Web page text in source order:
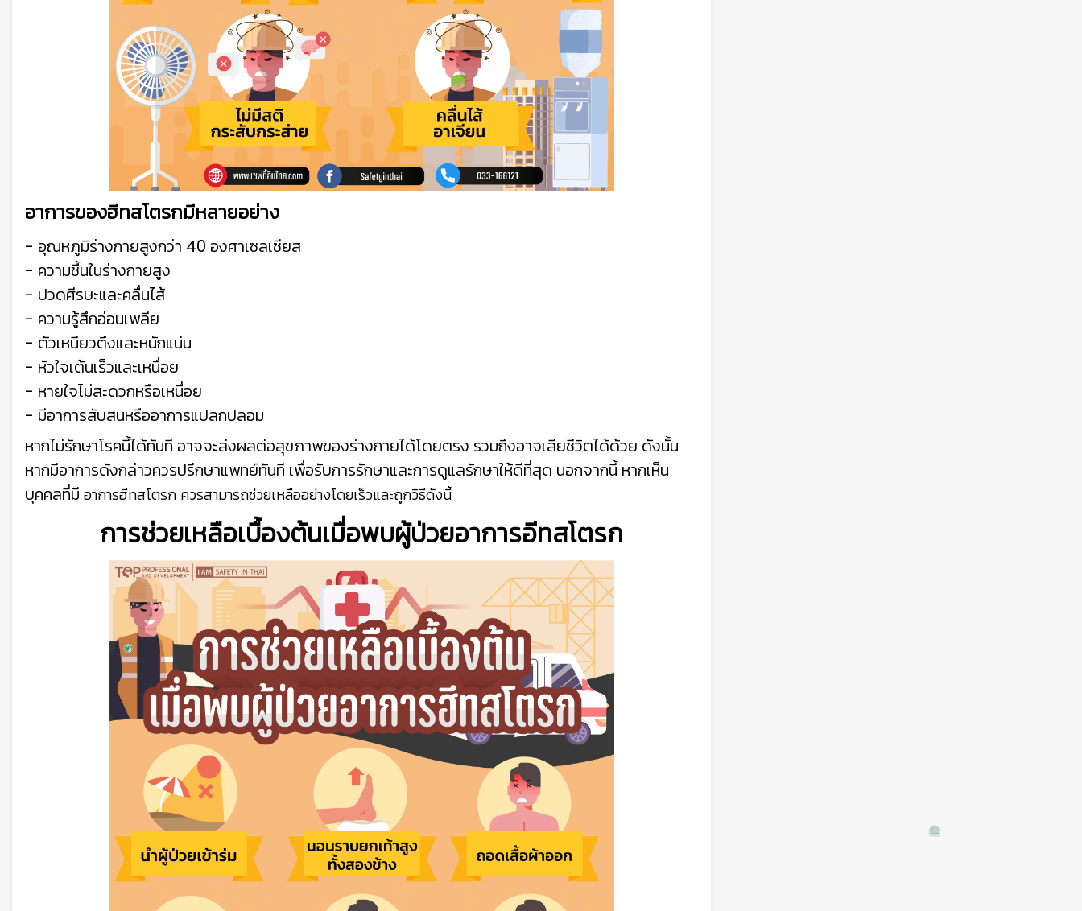
อาการของฮีทสโตรกมีหลายอย่าง
- อุณหภูมิร่างกายสูงกว่า 40 องศาเซลเซียส
- ความชื้นในร่างกายสูง
- ปวดศีรษะและคลื่นไส้
- ความรู้สึกอ่อนเพลีย
- ตัวเหนียวตึงและหนักแน่น
- หัวใจเต้นเร็วและเหนื่อย
- หายใจไม่สะดวกหรือเหนื่อย
- มีอาการสับสนหรืออาการแปลกปลอม
หากไม่รักษาโรคนี้ได้ทันที อาจจะส่งผลต่อสุขภาพของร่างกายได้โดยตรง รวมถึงอาจเสียชีวิตได้ด้วย ดังนั้น
หากมีอาการดังกล่าวควรปรึกษาแพทย์ทันที เพื่อรับการรักษาและการดูแลรักษาให้ดีที่สุด นอกจากนี้ หากเห็น
บุคคลที่มี อาการฮีทสโตรก ควรสามารถช่วยเหลืออย่างโดยเร็วและถูกวิธีดังนี้
การช่วยเหลือเบื้องต้นเมื่อพบผู้ป่วยอาการอีทสโตรก